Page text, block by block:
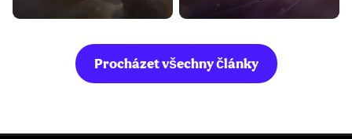
Procházet všechny články